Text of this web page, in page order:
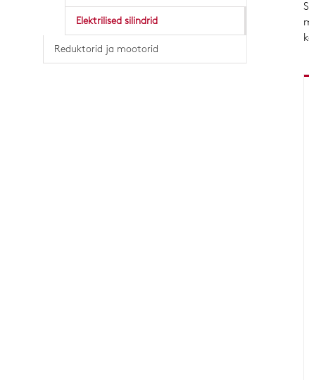
Elektrilised silindrid
Reduktorid ja mootorid